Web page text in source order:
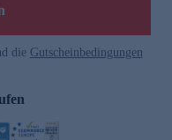
die Gutscheinbedingungen